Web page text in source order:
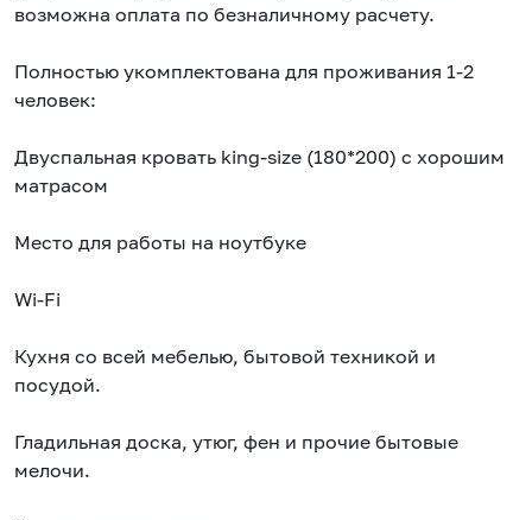
возможна оплата по безналичному расчету.
Полностью укомплектована для проживания 1-2
человек:
Двуспальная кровать king-size (180*200) с хорошим
матрасом
Место для работы на ноутбуке
Wi-Fi
Кухня со всей мебелью, бытовой техникой и
посудой.
Гладильная доска, утюг, фен и прочие бытовые
мелочи.